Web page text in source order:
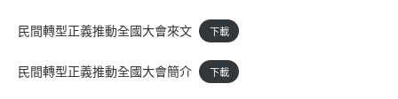
民間轉型正義推動全國大會來文 下載
民間轉型正義推動全國大會簡介 下載